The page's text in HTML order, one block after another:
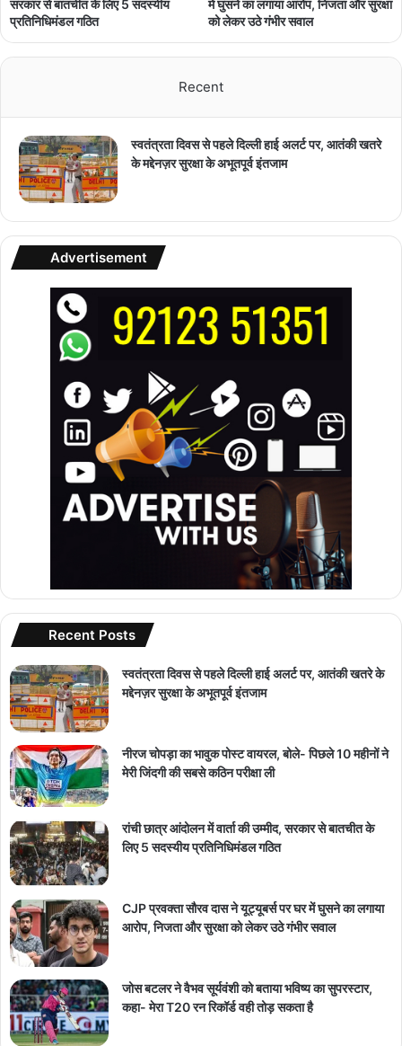
सरकार से बातचीत के लिए 5 सदस्यीय
प्रतिनिधिमंडल गठित
में घुसने का लगाया आरोप, निजता और सुरक्षा
को लेकर उठे गंभीर सवाल
Recent
स्वतंत्रता दिवस से पहले दिल्ली हाई अलर्ट पर, आतंकी खतरे
के मद्देनज़र सुरक्षा के अभूतपूर्व इंतजाम
Advertisement
Recent Posts
स्वतंत्रता दिवस से पहले दिल्ली हाई अलर्ट पर, आतंकी खतरे के
मद्देनज़र सुरक्षा के अभूतपूर्व इंतजाम
नीरज चोपड़ा का भावुक पोस्ट वायरल, बोले- पिछले 10 महीनों ने
मेरी जिंदगी की सबसे कठिन परीक्षा ली
रांची छात्र आंदोलन में वार्ता की उम्मीद, सरकार से बातचीत के
लिए 5 सदस्यीय प्रतिनिधिमंडल गठित
CJP प्रवक्ता सौरव दास ने यूट्यूबर्स पर घर में घुसने का लगाया
आरोप, निजता और सुरक्षा को लेकर उठे गंभीर सवाल
जोस बटलर ने वैभव सूर्यवंशी को बताया भविष्य का सुपरस्टार,
कहा- मेरा T20 रन रिकॉर्ड वही तोड़ सकता है